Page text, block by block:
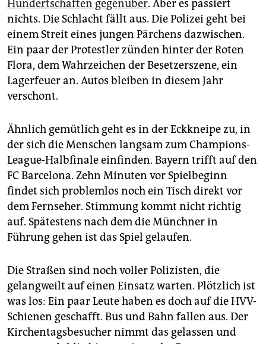
Hundertschaften gegenüber. Aber es passiert
nichts. Die Schlacht fällt aus. Die Polizei geht bei
einem Streit eines jungen Pärchens dazwischen.
Ein paar der Protestler zünden hinter der Roten
Flora, dem Wahrzeichen der Besetzerszene, ein
Lagerfeuer an. Autos bleiben in diesem Jahr
verschont.
Ähnlich gemütlich geht es in der Eckkneipe zu, in
der sich die Menschen langsam zum Champions-
League-Halbfinale einfinden. Bayern trifft auf den
FC Barcelona. Zehn Minuten vor Spielbeginn
findet sich problemlos noch ein Tisch direkt vor
dem Fernseher. Stimmung kommt nicht richtig
auf. Spätestens nach dem die Münchner in
Führung gehen ist das Spiel gelaufen.
Die Straßen sind noch voller Polizisten, die
gelangweilt auf einen Einsatz warten. Plötzlich ist
was los: Ein paar Leute haben es doch auf die HVV-
Schienen geschafft. Bus und Bahn fallen aus. Der
Kirchentagsbesucher nimmt das gelassen und